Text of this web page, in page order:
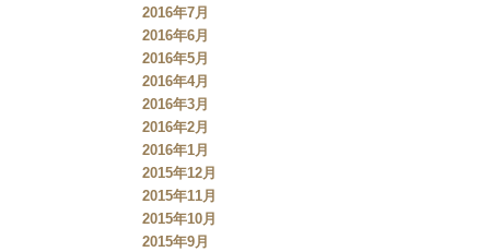
2016年7月
2016年6月
2016年5月
2016年4月
2016年3月
2016年2月
2016年1月
2015年12月
2015年11月
2015年10月
2015年9月